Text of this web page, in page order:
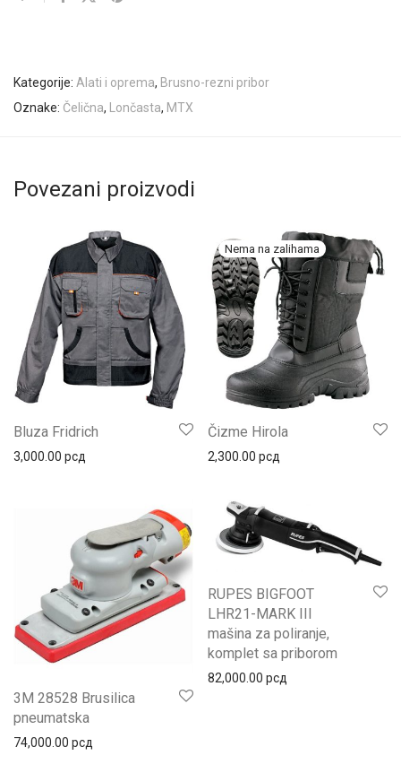
Kategorije: Alati i oprema, Brusno-rezni pribor
Oznake: Čelična, Lončasta, MTX
Povezani proizvodi
Bluza Fridrich
3,000.00 рсд
Čizme Hirola
2,300.00 рсд
3M 28528 Brusilica
pneumatska
74,000.00 рсд
RUPES BIGFOOT
LHR21-MARK III
mašina za poliranje,
komplet sa priborom
82,000.00 рсд